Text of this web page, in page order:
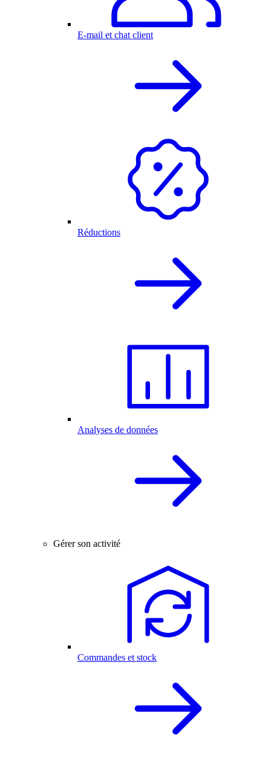
E-mail et chat client
Réductions
Analyses de données
Gérer son activité
Commandes et stock